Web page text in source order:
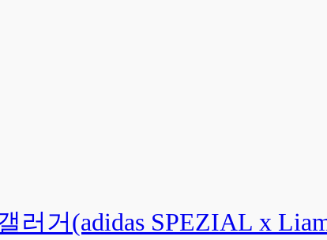
러거(adidas SPEZIAL x